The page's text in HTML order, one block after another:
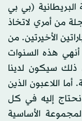
الإذاعة البريطانية (بي بي
من أمري لاتخاذ
الأخيرتين. من
هذه السنوات
ذلك سيكون لدينا
اللاعبون الذين
ما نحتاج إليه في كل
الأساسية